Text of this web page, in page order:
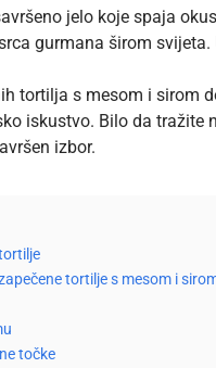
jelo koje spaja
gurmana širom
tortilja s mesom i sirom
iskustvo. Bilo da tražite
izbor.
tortilje s mesom i
točke